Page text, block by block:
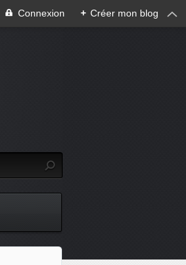
Connexion + Créer mon blog